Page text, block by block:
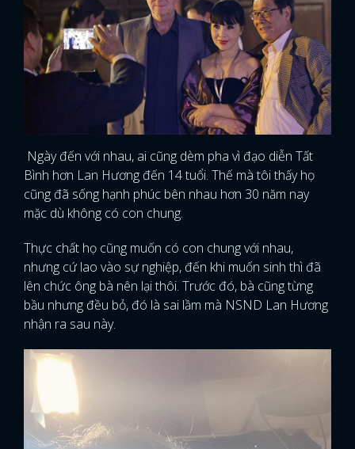
Ngày đến với nhau, ai cũng dèm pha vì đạo diễn Tất
Bình hơn Lan Hương đến 14 tuổi. Thế mà tôi thấy họ
cũng đã sống hạnh phúc bên nhau hơn 30 năm nay
mặc dù không có con chung.
Thực chất họ cũng muốn có con chung với nhau,
nhưng cứ lao vào sự nghiệp, đến khi muốn sinh thì đã
lên chức ông bà nên lại thôi. Trước đó, bà cũng từng
bầu nhưng đều bỏ, đó là sai lầm mà NSND Lan Hương
nhận ra sau này.